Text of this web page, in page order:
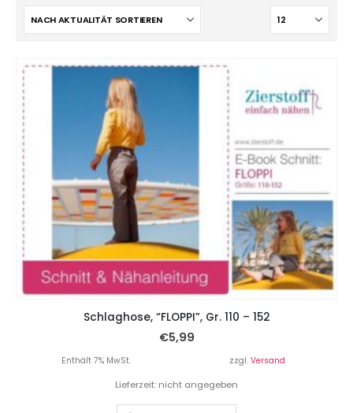
Schlaghose, “FLOPPI”, Gr. 110 – 152
€5,99
Enthält 7% MwSt. zzgl. Versand
Lieferzeit: nicht angegeben